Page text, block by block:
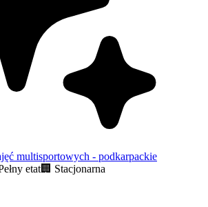
multisportowych - podkarpackie
etat🏢 Stacjonarna